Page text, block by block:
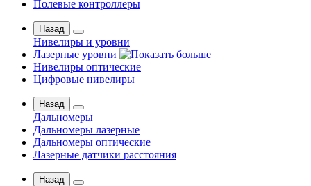
Полевые контроллеры
Назад
Нивелиры и уровни
Лазерные уровни
Нивелиры оптические
Цифровые нивелиры
Назад
Дальномеры
Дальномеры лазерные
Дальномеры оптические
Лазерные датчики расстояния
Назад